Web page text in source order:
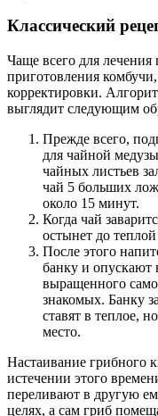
Классический
Чаще всего для
приготовления
корректировки.
выглядит следующим
Прежде всего,
для чайной
чайных листьев
чай 5 больших
около 15 минут.
Когда чай
остынет до
После этого
банку и опускают
выращенного
знакомых. Банку
ставят в теплое,
место.
Настаивание грибного
истечении этого
переливают в другую
целях, а сам гриб